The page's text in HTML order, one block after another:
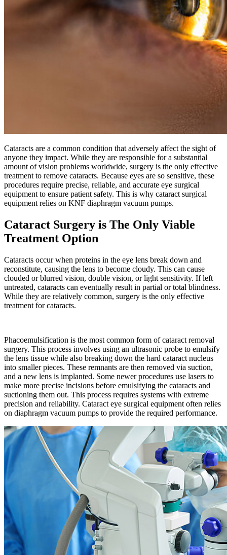
Cataracts are a common condition that adversely affect the sight of
anyone they impact. While they are responsible for a substantial
amount of vision problems worldwide, surgery is the only effective
treatment to remove cataracts. Because eyes are so sensitive, these
procedures require precise, reliable, and accurate eye surgical
equipment to ensure patient safety. This is why cataract surgical
equipment relies on KNF diaphragm vacuum pumps.
Cataract Surgery is The Only Viable
Treatment Option
Cataracts occur when proteins in the eye lens break down and
reconstitute, causing the lens to become cloudy. This can cause
clouded or blurred vision, double vision, or light sensitivity. If left
untreated, cataracts can eventually result in partial or total blindness.
While they are relatively common, surgery is the only effective
treatment for cataracts.
Phacoemulsification is the most common form of cataract removal
surgery. This process involves using an ultrasonic probe to emulsify
the lens tissue while also breaking down the hard cataract nucleus
into smaller pieces. These remnants are then removed via suction,
and a new lens is implanted. Some newer procedures use lasers to
make more precise incisions before emulsifying the cataracts and
suctioning them out. This process requires systems with extreme
precision and reliability. Cataract eye surgical equipment often relies
on diaphragm vacuum pumps to provide the required performance.